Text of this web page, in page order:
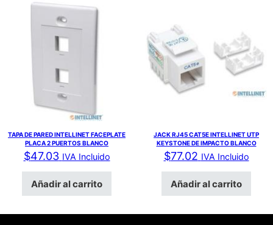
TAPA DE PARED INTELLINET FACEPLATE
PLACA 2 PUERTOS BLANCO
$47.03 IVA Incluido
Añadir al carrito
JACK RJ45 CAT5E INTELLINET UTP
KEYSTONE DE IMPACTO BLANCO
$77.02 IVA Incluido
Añadir al carrito